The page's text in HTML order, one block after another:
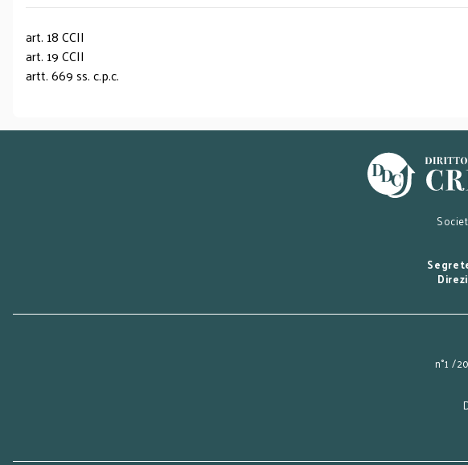
art. 18 CCII
art. 19 CCII
artt. 669 ss. c.p.c.
n°1 /